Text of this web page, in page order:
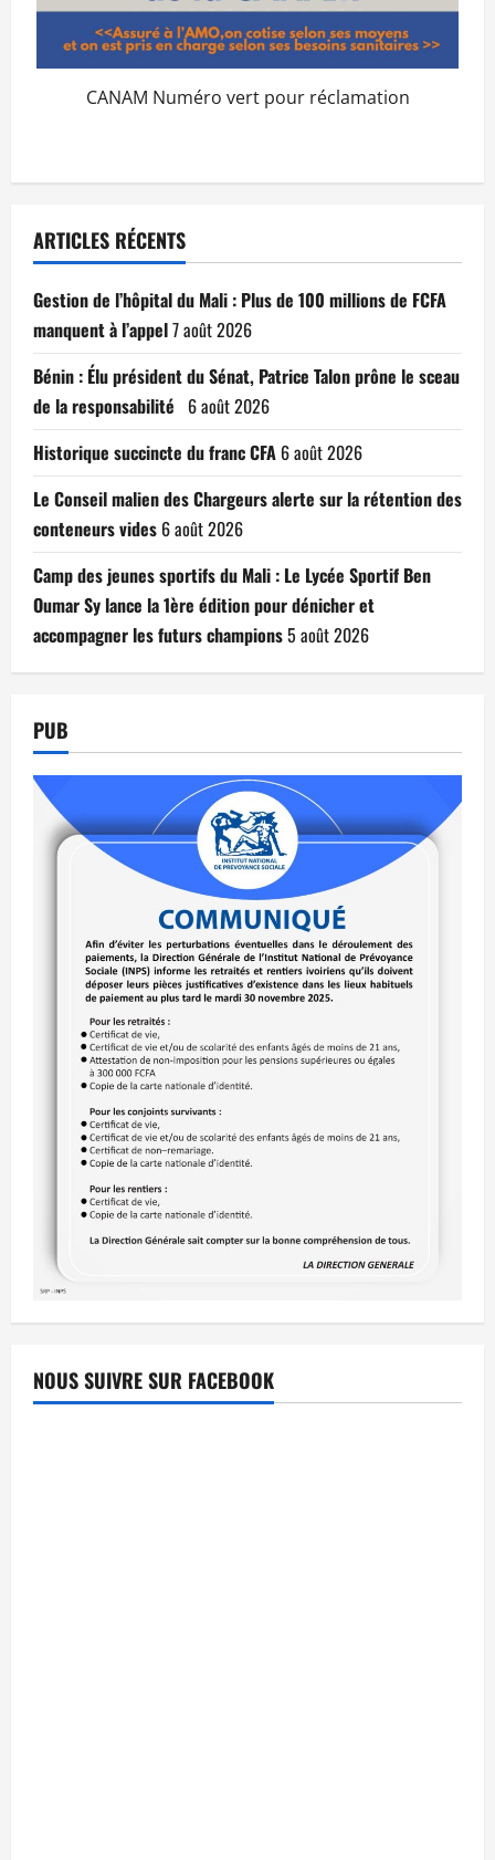
CANAM Numéro vert pour réclamation
ARTICLES RÉCENTS
Gestion de l’hôpital du Mali : Plus de 100 millions de FCFA
manquent à l’appel7 août 2026
Bénin : Élu président du Sénat, Patrice Talon prône le sceau
de la responsabilité 6 août 2026
Historique succincte du franc CFA 6 août 2026
Le Conseil malien des Chargeurs alerte sur la rétention des
conteneurs vides 6 août 2026
Camp des jeunes sportifs du Mali : Le Lycée Sportif Ben
Oumar Sy lance la 1ère édition pour dénicher et
accompagner les futurs champions5 août 2026
PUB
NOUS SUIVRE SUR FACEBOOK